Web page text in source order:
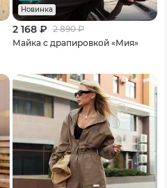
Новинка
2 168 ₽ 2 890₽
Майка с драпировкой «Мия»